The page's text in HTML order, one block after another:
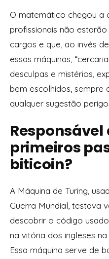
O matemático chegou a
profissionais não
cargos e que, ao invés
essas máquinas,
desculpas e mistérios,
bem escolhidos, sempre
qualquer sugestão
Responsável
primeiros
biticoin?
A Máquina de Turing,
Guerra Mundial, testava
descobrir o código
na vitória dos ingleses
Essa máquina serve de